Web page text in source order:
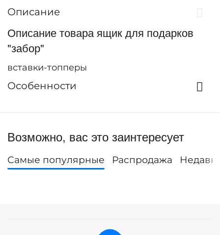
Описание
Описание товара ящик для подарков
"забор"
вставки-топперы
Особенности
Возможно, вас это заинтересует
Самые популярные Распродажа